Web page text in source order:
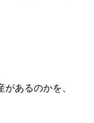
あるのかを、